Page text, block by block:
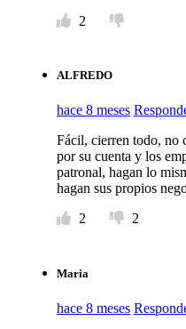
2
ALFREDO
hace 8 meses
Fácil, cierren todo, no
por su cuenta y los
patronal, hagan lo
hagan sus propios
2
2
Maria
hace 8 meses